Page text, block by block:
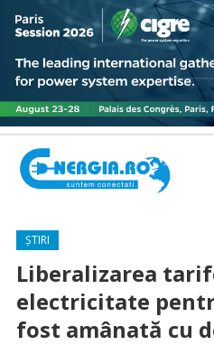
ȘTIRI
Liberalizarea
electricitate
fost amânată cu